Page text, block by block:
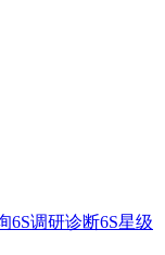
6S调研诊断6S星级